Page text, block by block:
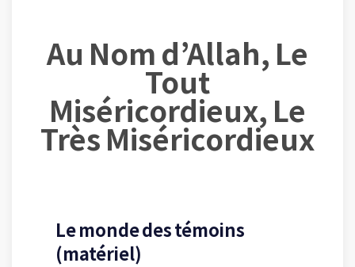
monde matériel) et le monde invisible
Au Nom d’Allah, Le
Tout
Miséricordieux, Le
Très Miséricordieux
Le monde des témoins
(matériel)